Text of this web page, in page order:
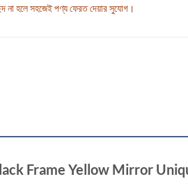
না হলে সহজেই পণ্য ফেরত দেয়ার সুযোগ।
Frame Yellow Mirror